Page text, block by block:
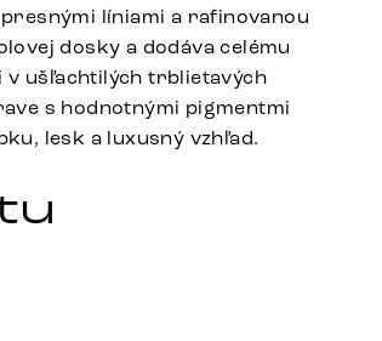
líniami a rafinovanou
dosky a dodáva celému
v ušľachtilých trblietavých
s hodnotnými pigmentmi
lesk a luxusný vzhľad.